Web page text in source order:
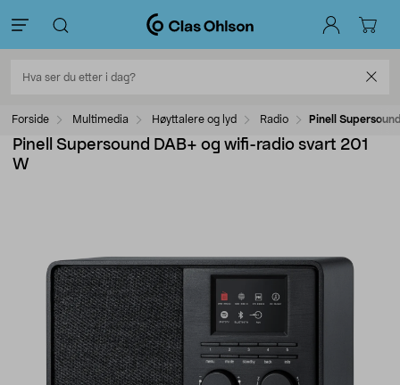
Forside Multimedia Høyttalere og lyd Radio Pinell
Pinell Supersound DAB+ og wifi-radio svart 201
W